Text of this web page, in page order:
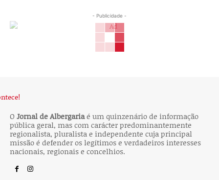
- Publicidade -
O Jornal de Albergariaé um quinzenário de informação
pública geral, mas com carácter predominantemente
regionalista, pluralista e independente cuja principal
missão é defender os legítimos e verdadeiros interesses
nacionais, regionais e concelhios.